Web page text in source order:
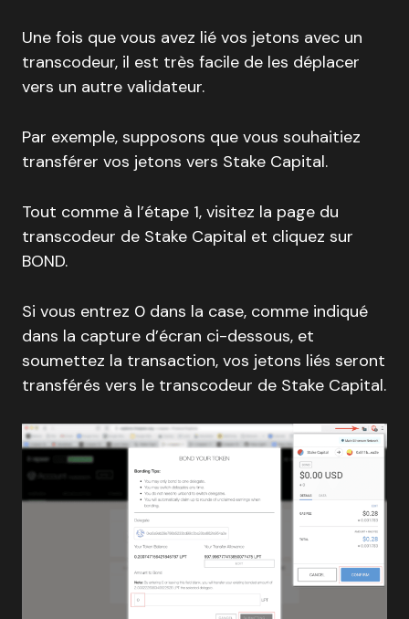
Une fois que vous avez lié vos jetons avec un
transcodeur, il est très facile de les déplacer
vers un autre validateur.
Par exemple, supposons que vous souhaitiez
transférer vos jetons vers Stake Capital.
Tout comme à l’étape 1, visitez la page du
transcodeur de Stake Capital et cliquez sur
BOND.
Si vous entrez 0 dans la case, comme indiqué
dans la capture d’écran ci-dessous, et
soumettez la transaction, vos jetons liés seront
transférés vers le transcodeur de Stake Capital.